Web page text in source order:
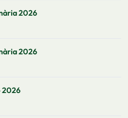
2026
2026
2026